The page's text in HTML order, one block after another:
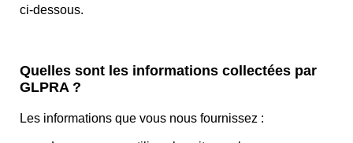
ci-dessous.
Quelles sont les informations collectées par
GLPRA ?
Les informations que vous nous fournissez :